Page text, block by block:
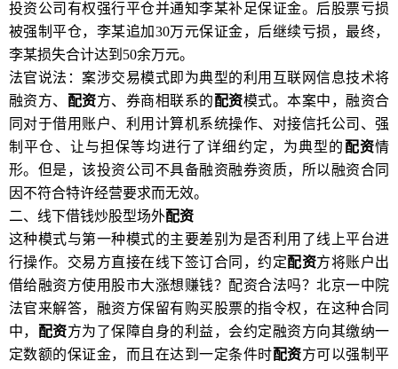
投资公司有权强行平仓并通知李某补足保证金。后股票亏损
被强制平仓，李某追加30万元保证金，后继续亏损，最终，
李某损失合计达到50余万元。
法官说法：案涉交易模式即为典型的利用互联网信息技术将
融资方、 配资方、券商相联系的配资模式。本案中，融资合
同对于借用账户、利用计算机系统操作、对接信托公司、强
制平仓、让与担保等均进行了详细约定，为典型的 配资情
形。但是，该投资公司不具备融资融券资质，所以融资合同
因不符合特许经营要求而无效。
二、线下借钱炒股型场外配资
这种模式与第一种模式的主要差别为是否利用了线上平台进
行操作。交易方直接在线下签订合同，约定配资方将账户出
借给融资方使用股市大涨想赚钱？配资合法吗？北京一中院
法官来解答，融资方保留有购买股票的指令权，在这种合同
中， 配资方为了保障自身的利益，会约定融资方向其缴纳一
定数额的保证金，而且在达到一定条件时配资方可以强制平